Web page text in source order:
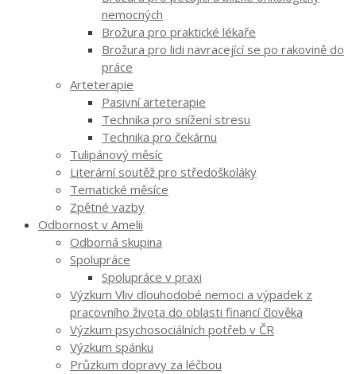
nemocných
Brožura pro praktické lékaře
Brožura pro lidi navracející se po rakovině do
práce
Arteterapie
Pasivní arteterapie
Technika pro snížení stresu
Technika pro čekárnu
Tulipánový měsíc
Literární soutěž pro středoškoláky
Tematické měsíce
Zpětné vazby
Odbornost v Amelii
Odborná skupina
Spolupráce
Spolupráce v praxi
Výzkum Vliv dlouhodobé nemoci a výpadek z
pracovního života do oblasti financí člověka
Výzkum psychosociálních potřeb v ČR
Výzkum spánku
Průzkum dopravy za léčbou